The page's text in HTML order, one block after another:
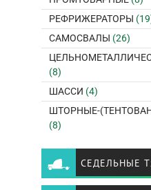
РЕФРИЖЕРАТОРЫ
САМОСВАЛЫ (26)
(8)
ШАССИ (4)
ШТОРНЫЕ-
(8)
СЕДЕЛЬНЫЕ